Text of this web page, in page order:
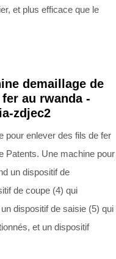
et plus efficace que le
demaillage de
au rwanda -
zdjec2
pour enlever des fils de fer
Patents. Une machine pour
un dispositif de
de coupe (4) qui
dispositif de saisie (5) qui
et un dispositif